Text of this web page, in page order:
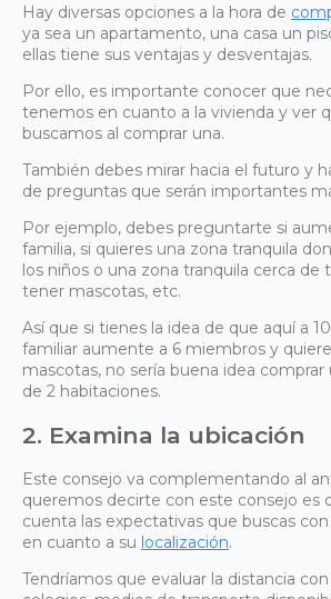
Hay diversas opciones a la hora de
ya sea un apartamento, una casa un
ellas tiene sus ventajas y desventajas.
Por ello, es importante conocer que
tenemos en cuanto a la vivienda y ver
buscamos al comprar una.
También debes mirar hacia el futuro y
de preguntas que serán importantes
Por ejemplo, debes preguntarte si
familia, si quieres una zona tranquila
los niños o una zona tranquila cerca de
tener mascotas, etc.
Así que si tienes la idea de que aquí a
familiar aumente a 6 miembros y
mascotas, no sería buena idea
de 2 habitaciones.
2. Examina la ubicación
Este consejo va complementando al
queremos decirte con este consejo es
cuenta las expectativas que buscas
en cuanto a su localización.
Tendríamos que evaluar la distancia